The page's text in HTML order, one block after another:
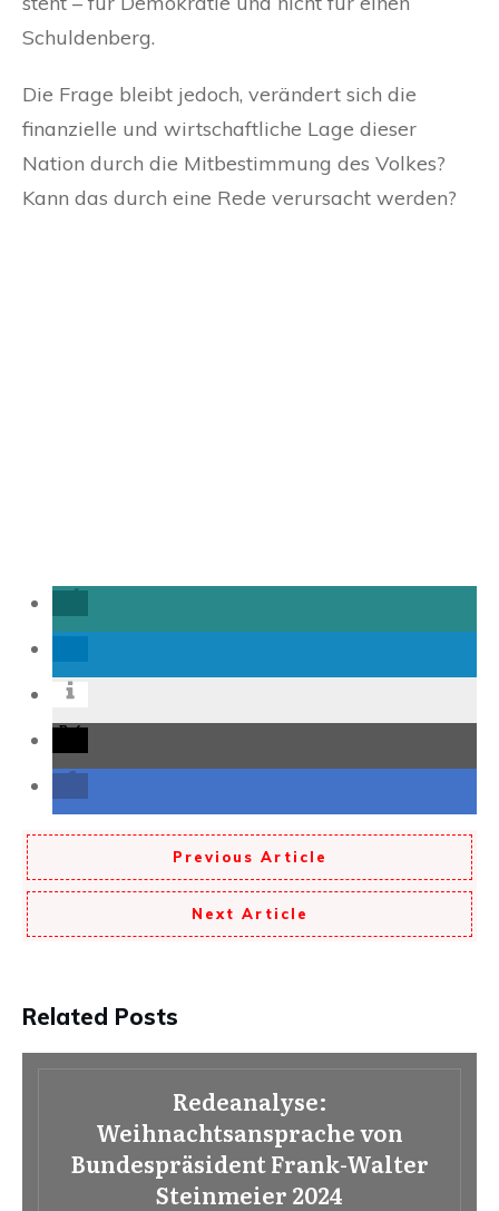
Schuldenberg.
Die Frage bleibt jedoch, verändert sich die
finanzielle und wirtschaftliche Lage dieser
Nation durch die Mitbestimmung des Volkes?
Kann das durch eine Rede verursacht werden?
Previous Article
Next Article
Related Posts
Redeanalyse:
Weihnachtsansprache von
Bundespräsident Frank-Walter
Steinmeier 2024